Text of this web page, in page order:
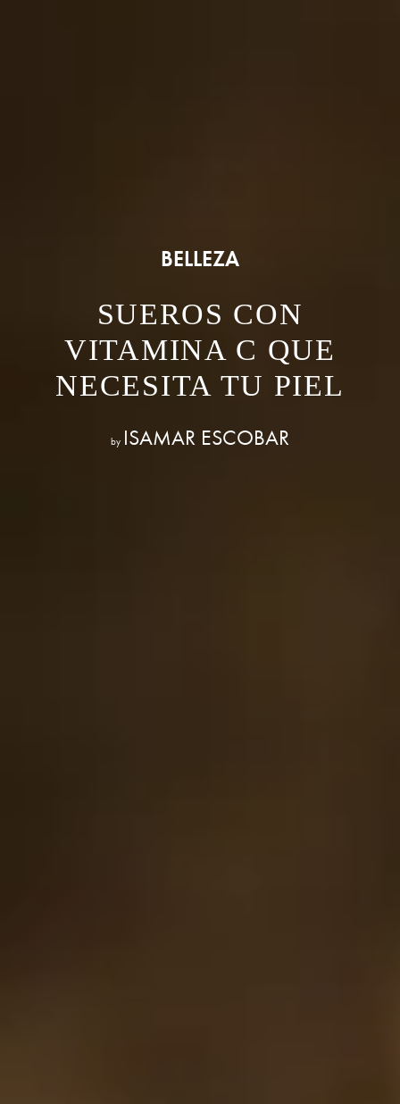
BELLEZA
SUEROS CON
VITAMINA C QUE
NECESITA TU PIEL
by ISAMAR ESCOBAR